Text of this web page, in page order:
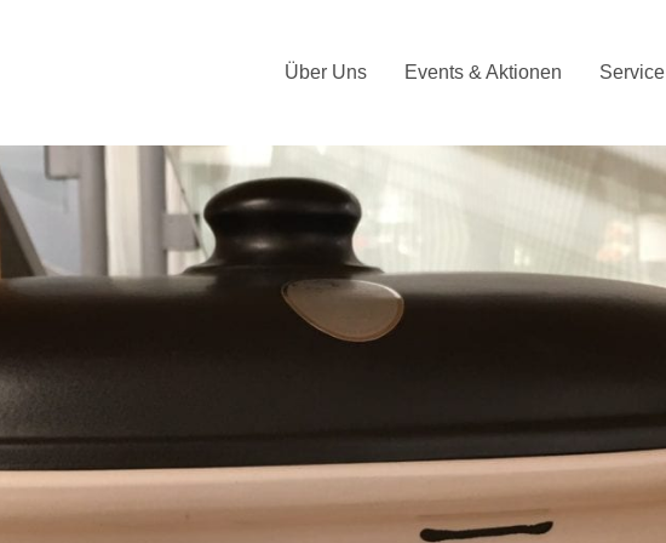
Über Uns Events & Aktionen Service